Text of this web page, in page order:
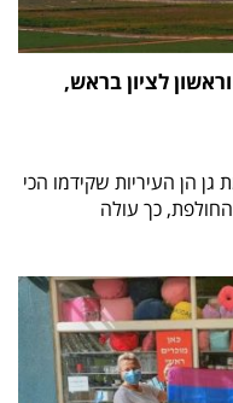
לציון בראש,
גן הן העיריות שקידמו הכי
כך עולה